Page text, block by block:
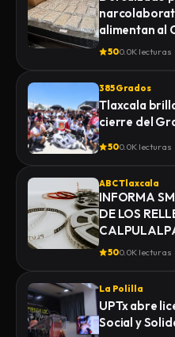
alimentan al
500.0K lecturas
385 Grados
Tlaxcala
cierre del
500.0K lecturas
ABC Tlaxcala
INFORMA
DE LOS
500.0K lecturas
La Polilla
UPTx abre
Social y